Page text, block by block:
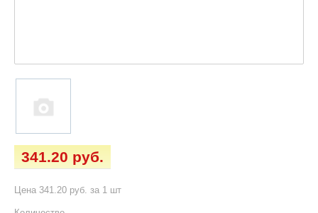
341.20 руб.
Цена 341.20 руб. за 1 шт